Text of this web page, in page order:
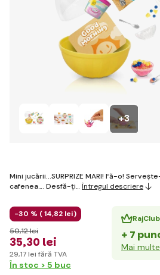
+3
Mini jucării...SURPRIZE MARI! Fă-o!
cafenea…. Desfă-ți… Întregul descriere
-30 % (14,82 lei)
35,30 lei
50,12 lei
29,17 lei fără TVA
RajClub
+ 7
Mai
În stoc > 5 buc